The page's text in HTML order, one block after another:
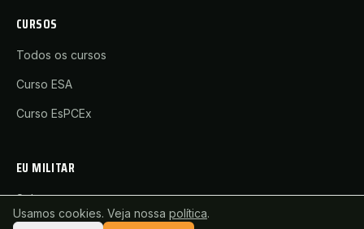
CURSOS
Todos os cursos
Curso ESA
Curso EsPCEx
EU MILITAR
Sobre
Usamos cookies. Veja nossa política.